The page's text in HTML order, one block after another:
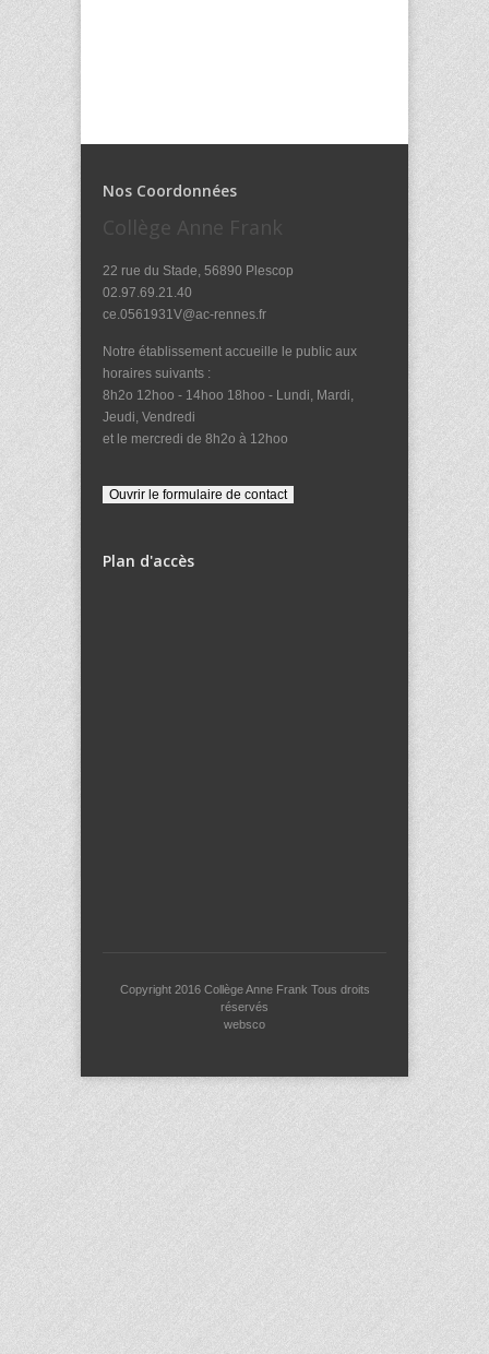
Nos Coordonnées
Collège Anne Frank
22 rue du Stade, 56890 Plescop
02.97.69.21.40
ce.0561931V@ac-rennes.fr
Notre établissement accueille le public aux
horaires suivants :
8h2o 12hoo - 14hoo 18hoo - Lundi, Mardi,
Jeudi, Vendredi
et le mercredi de 8h2o à 12hoo
Plan d'accès
Copyright 2016 Collège Anne Frank Tous droits
réservés
websco